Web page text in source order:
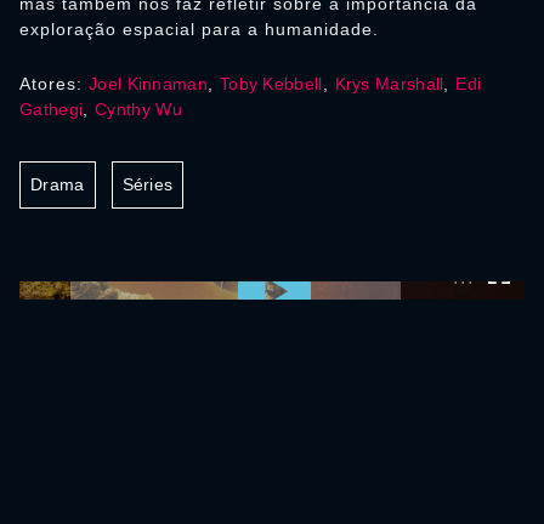
exploração espacial para a humanidade.
Atores: Joel Kinnaman Toby Kebbell Krys Marshall
Edi
Gathegi ,Cynthy Wu
Drama Séries